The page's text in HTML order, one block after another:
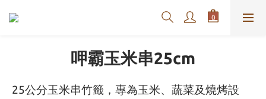
呷霸玉米串25cm
25公分玉米串竹籤，專為玉米、蔬菜及燒烤設